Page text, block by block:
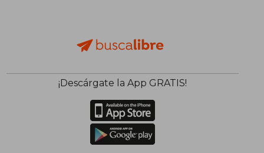
¡Descárgate la App GRATIS!